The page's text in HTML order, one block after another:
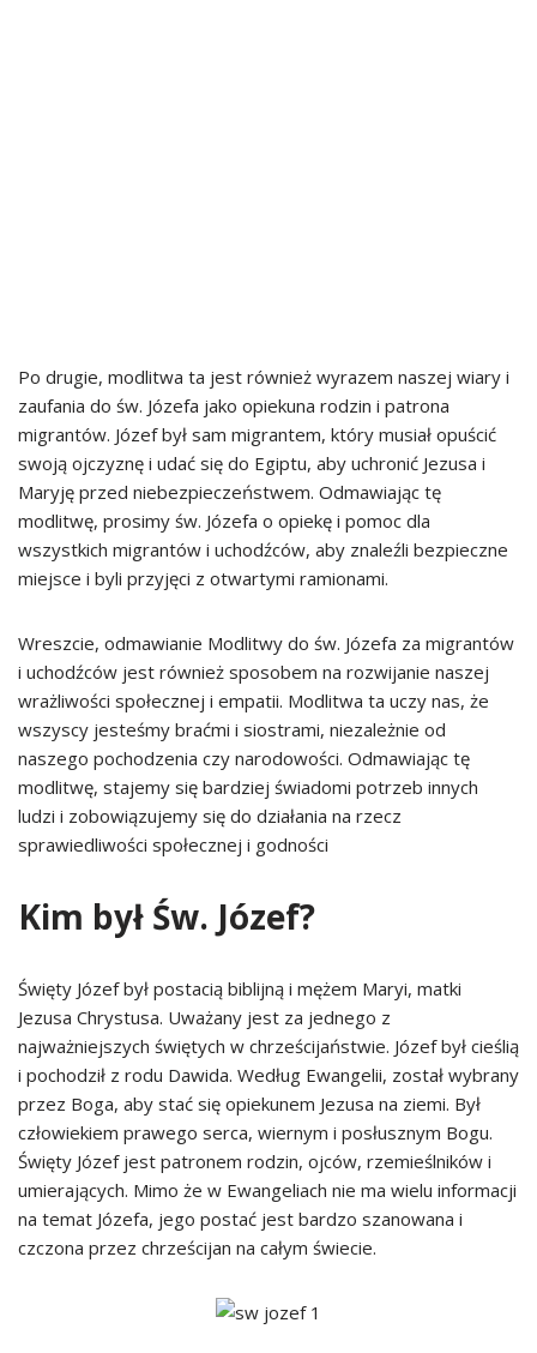
Po drugie, modlitwa ta jest również wyrazem naszej wiary i
zaufania do św. Józefa jako opiekuna rodzin i patrona
migrantów. Józef był sam migrantem, który musiał opuścić
swoją ojczyznę i udać się do Egiptu, aby uchronić Jezusa i
Maryję przed niebezpieczeństwem. Odmawiając tę
modlitwę, prosimy św. Józefa o opiekę i pomoc dla
wszystkich migrantów i uchodźców, aby znaleźli bezpieczne
miejsce i byli przyjęci z otwartymi ramionami.
Wreszcie, odmawianie Modlitwy do św. Józefa za migrantów
i uchodźców jest również sposobem na rozwijanie naszej
wrażliwości społecznej i empatii. Modlitwa ta uczy nas, że
wszyscy jesteśmy braćmi i siostrami, niezależnie od
naszego pochodzenia czy narodowości. Odmawiając tę
modlitwę, stajemy się bardziej świadomi potrzeb innych
ludzi i zobowiązujemy się do działania na rzecz
sprawiedliwości społecznej i godności
Kim był Św. Józef?
Święty Józef był postacią biblijną i mężem Maryi, matki
Jezusa Chrystusa. Uważany jest za jednego z
najważniejszych świętych w chrześcijaństwie. Józef był cieślią
i pochodził z rodu Dawida. Według Ewangelii, został wybrany
przez Boga, aby stać się opiekunem Jezusa na ziemi. Był
człowiekiem prawego serca, wiernym i posłusznym Bogu.
Święty Józef jest patronem rodzin, ojców, rzemieślników i
umierających. Mimo że w Ewangeliach nie ma wielu informacji
na temat Józefa, jego postać jest bardzo szanowana i
czczona przez chrześcijan na całym świecie.